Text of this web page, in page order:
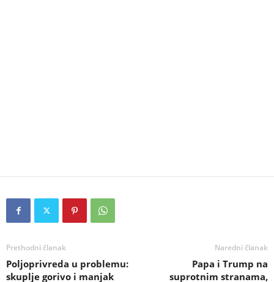
Prethodni članak
Poljoprivreda u problemu:
skuplje gorivo i manjak
Naredni članak
Papa i Trump na
suprotnim stranama,